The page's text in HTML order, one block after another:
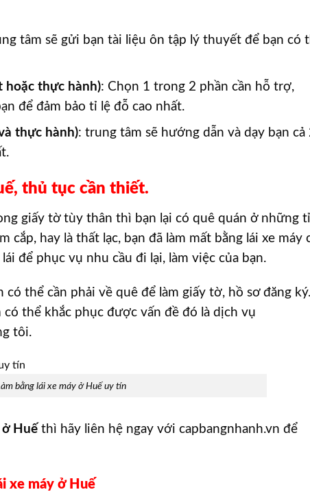
tâm sẽ gửi bạn tài liệu ôn tập lý thuyết để bạn có
hoặc thực hành): Chọn 1 trong 2 phần cần hỗ trợ,
để đảm bảo tỉ lệ đỗ cao nhất.
thực hành): trung tâm sẽ hướng dẫn và dạy bạn cả
thủ tục cần thiết.
giấy tờ tùy thân thì bạn lại có quê quán ở những
hay là thất lạc, bạn đã làm mất bằng lái xe máy
để phục vụ nhu cầu đi lại, làm việc của bạn.
thể cần phải về quê để làm giấy tờ, hồ sơ đăng ký.
thể khắc phục được vấn đề đó là dịch vụ
tôi.
bằng lái xe máy ở Huế uy tín
ở Huế thì hãy liên hệ ngay với capbangnhanh.vn để
xe máy ở Huế